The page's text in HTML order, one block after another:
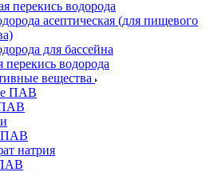
перекись водорода
асептическая (для пищевого
для бассейна
перекись водорода
вещества
ПАВ
ПАВ
натрия